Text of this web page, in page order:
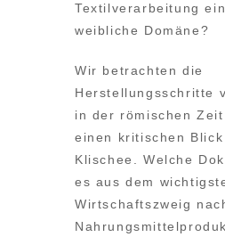
Textilverarbeitung
weibliche Domäne?
Wir betrachten die
Herstellungsschritte
in der römischen
einen kritischen
Klischee. Welche
es aus dem
Wirtschaftszweig